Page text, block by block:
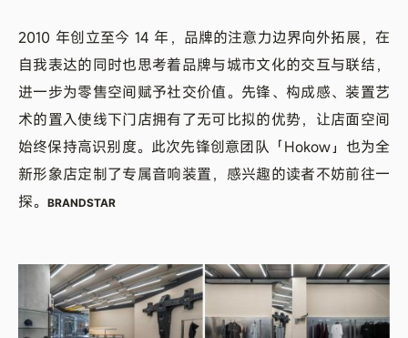
2010 年创立至今 14 年，品牌的注意力边界向外拓展，在
自我表达的同时也思考着品牌与城市文化的交互与联结，
进一步为零售空间赋予社交价值。先锋、构成感、装置艺
术的置入使线下门店拥有了无可比拟的优势，让店面空间
始终保持高识别度。此次先锋创意团队「Hokow」也为全
新形象店定制了专属音响装置，感兴趣的读者不妨前往一
探。
BRANDSTAR